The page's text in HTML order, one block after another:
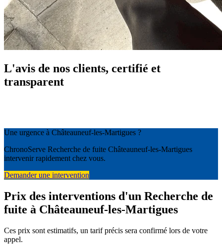
L'avis de nos clients, certifié et
transparent
Une urgence à Châteauneuf-les-Martigues ?
ChronoServe Recherche de fuite Châteauneuf-les-Martigues
intervenir rapidement chez vous.
Demander une intervention
Prix des interventions d'un Recherche de
fuite à Châteauneuf-les-Martigues
Ces prix sont estimatifs, un tarif précis sera confirmé lors de votre
appel.